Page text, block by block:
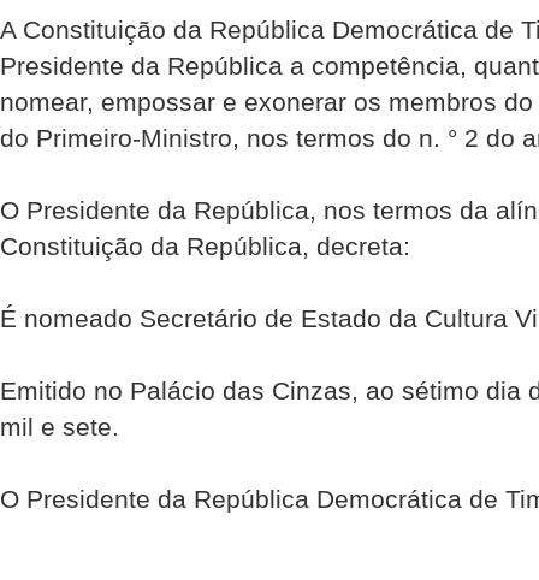
A Constituição da República Democrática de
Presidente da República a competência,
nomear, empossar e exonerar os membros
do Primeiro-Ministro, nos termos do n. ° 2 do
O Presidente da República, nos termos da
Constituição da República, decreta:
É nomeado Secretário de Estado da Cultura
Emitido no Palácio das Cinzas, ao sétimo dia
mil e sete.
O Presidente da República Democrática de